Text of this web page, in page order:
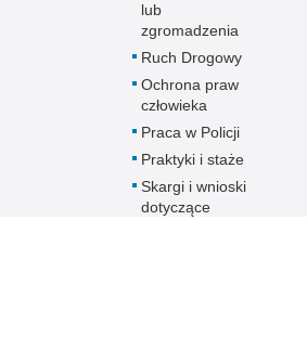
lub
zgromadzenia
Ruch Drogowy
Ochrona praw
człowieka
Praca w Policji
Praktyki i staże
Skargi i wnioski
dotyczące